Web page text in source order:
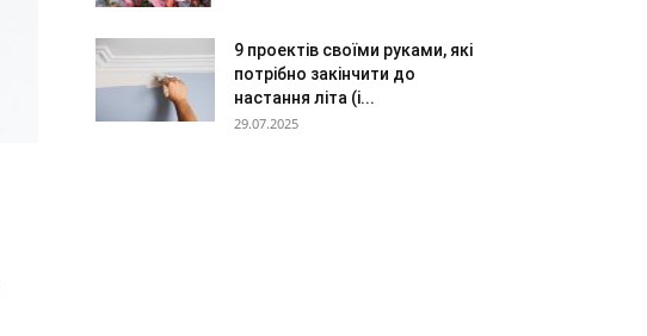
9 проектів своїми руками, які
потрібно закінчити до
настання літа (і...
29.07.2025